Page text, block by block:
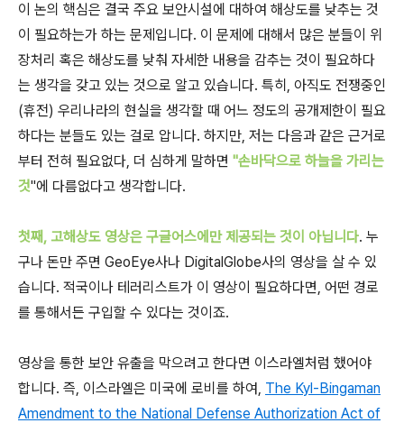
이 논의 핵심은 결국 주요 보안시설에 대하여 해상도를 낮추는 것
이 필요하는가 하는 문제입니다. 이 문제에 대해서 많은 분들이 위
장처리 혹은 해상도를 낮춰 자세한 내용을 감추는 것이 필요하다
는 생각을 갖고 있는 것으로 알고 있습니다. 특히, 아직도 전쟁중인
(휴전) 우리나라의 현실을 생각할 때 어느 정도의 공개제한이 필요
하다는 분들도 있는 걸로 압니다. 하지만, 저는 다음과 같은 근거로
부터 전혀 필요없다, 더 심하게 말하면 "손바닥으로 하늘을 가리는
것"에 다름없다고 생각합니다.
첫째, 고해상도 영상은 구글어스에만 제공되는 것이 아닙니다. 누
구나 돈만 주면 GeoEye사나 DigitalGlobe사의 영상을 살 수 있
습니다. 적국이나 테러리스트가 이 영상이 필요하다면, 어떤 경로
를 통해서든 구입할 수 있다는 것이죠.
영상을 통한 보안 유출을 막으려고 한다면 이스라엘처럼 했어야
합니다. 즉, 이스라엘은 미국에 로비를 하여, The Kyl-Bingaman
Amendment to the National Defense Authorization Act of